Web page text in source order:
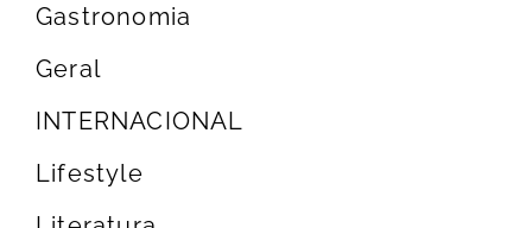
Gastronomia
Geral
INTERNACIONAL
Lifestyle